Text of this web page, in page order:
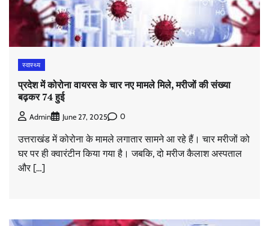
स्वास्थ्य
प्रदेश में कोरोना वायरस के चार नए मामले मिले, मरीजों की संख्या
बढ़कर 74 हुई
Admin June 27, 2025 0
उत्तराखंड में कोरोना के मामले लगातार सामने आ रहे हैं। चार मरीजों को
घर पर ही क्वारंटीन किया गया है। जबकि, दो मरीज कैलाश अस्पताल
और […]